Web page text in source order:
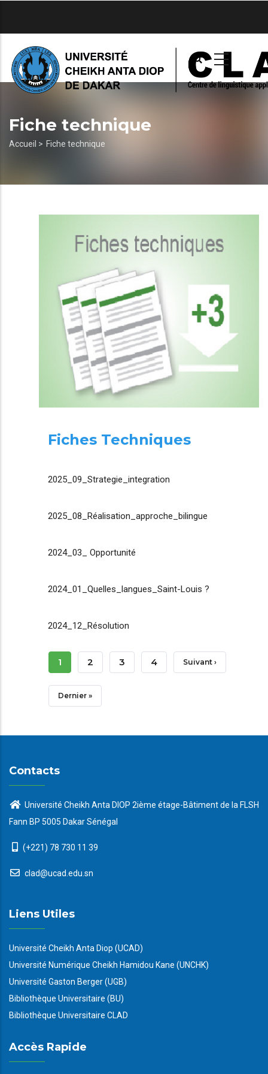
principal
Fiche technique
Fil
Accueil > Fiche technique
Fiches Techniques
2025_09_Strategie_integration
2025_08_Réalisation_approche_bilingue
2024_03_ Opportunité
2024_01_Quelles_langues_Saint-Louis ?
2024_12_Résolution
Pagination
Page
Courante
1 Page
2 Page
3 Page
4 Page
Suivant ›
Dernière
Dernier »
Contacts
Université Cheikh Anta DIOP 2ième étage-Bâtiment de la FLSH
Fann BP 5005 Dakar Sénégal
(+221) 78 730 11 39
clad@ucad.edu.sn
Liens Utiles
Université Cheikh Anta Diop (UCAD)
Université Numérique Cheikh Hamidou Kane (UNCHK)
Université Gaston Berger (UGB)
Bibliothèque Universitaire (BU)
Bibliothèque Universitaire CLAD
Accès Rapide